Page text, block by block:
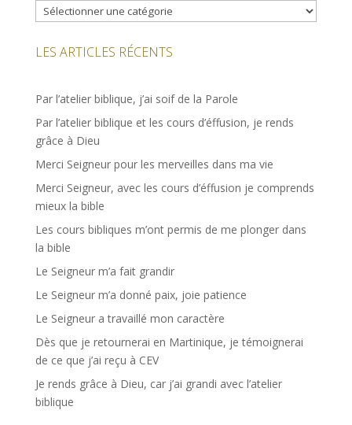
Catégories
LES ARTICLES RÉCENTS
Par l’atelier biblique, j’ai soif de la Parole
Par l’atelier biblique et les cours d’éffusion, je rends
grâce à Dieu
Merci Seigneur pour les merveilles dans ma vie
Merci Seigneur, avec les cours d’éffusion je comprends
mieux la bible
Les cours bibliques m’ont permis de me plonger dans
la bible
Le Seigneur m’a fait grandir
Le Seigneur m’a donné paix, joie patience
Le Seigneur a travaillé mon caractère
Dès que je retournerai en Martinique, je témoignerai
de ce que j’ai reçu à CEV
Je rends grâce à Dieu, car j’ai grandi avec l’atelier
biblique